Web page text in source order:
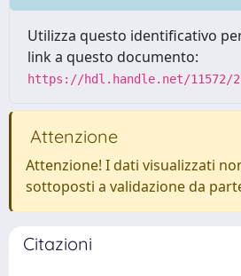
Utilizza questo identificativo
link a questo documento:
https://hdl.handle.net/11572/
Attenzione
Attenzione! I dati visualizzati
sottoposti a validazione da
Citazioni